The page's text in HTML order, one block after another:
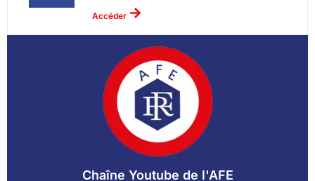
Accéder
Chaîne Youtube de l'AFE